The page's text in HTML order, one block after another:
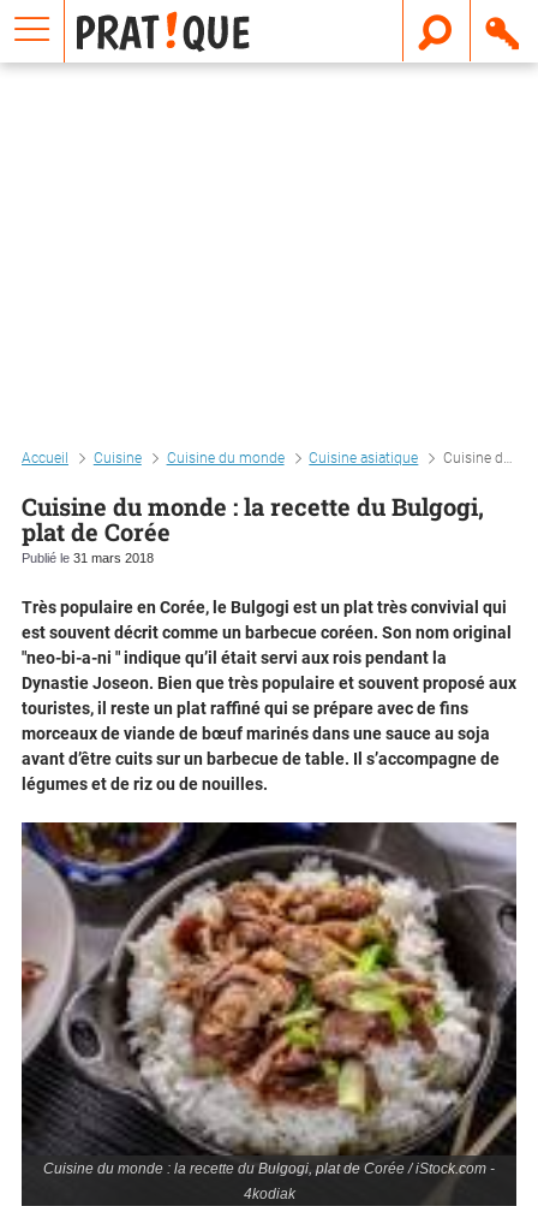
Accueil Cuisine Cuisine du monde Cuisine asiatique Cuisine du monde : la recette du bulgogi, plat de corée
Cuisine du monde : la recette du Bulgogi,
plat de Corée
Publié le 31 mars 2018
Cuisine du monde : la recette du Bulgogi, plat de Corée / iStock.com -
4kodiak
Très populaire en Corée, le Bulgogi est un plat très convivial qui
est souvent décrit comme un barbecue coréen. Son nom original
"neo-bi-a-ni " indique qu’il était servi aux rois pendant la
Dynastie Joseon. Bien que très populaire et souvent proposé aux
touristes, il reste un plat raffiné qui se prépare avec de fins
morceaux de viande de bœuf marinés dans une sauce au soja
avant d’être cuits sur un barbecue de table. Il s’accompagne de
légumes et de riz ou de nouilles.
E
m
a